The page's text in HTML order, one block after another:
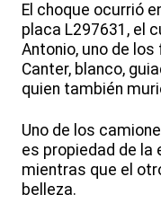
El choque ocurrió
placa L297631, el
Antonio, uno de
Canter, blanco,
quien también
Uno de los
es propiedad de la
mientras que el
belleza.